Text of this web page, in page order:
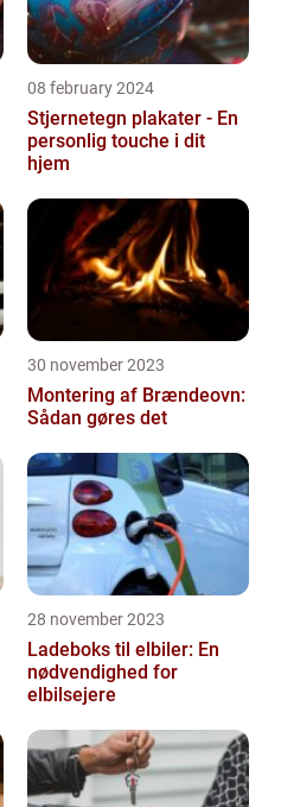
08 february 2024
Stjernetegn plakater - En
personlig touche i dit
hjem
30 november 2023
Montering af Brændeovn:
Sådan gøres det
28 november 2023
Ladeboks til elbiler: En
nødvendighed for
elbilsejere